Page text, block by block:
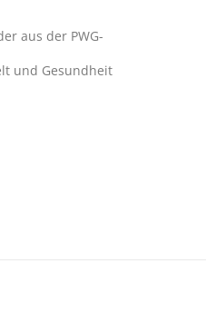
aus der PWG-
und Gesundheit